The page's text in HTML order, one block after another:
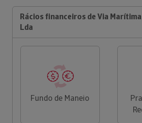
Rácios financeiros de Via
Lda
Fundo de Maneio